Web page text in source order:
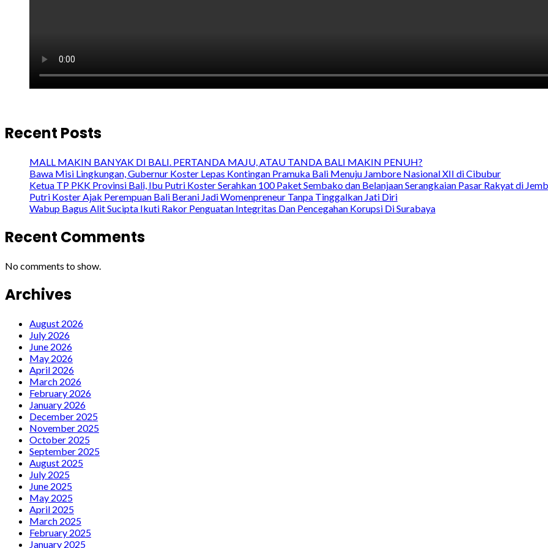
Recent Posts
MALL MAKIN BANYAK DI BALI. PERTANDA MAJU, ATAU TANDA BALI MAKIN PENUH?
Bawa Misi Lingkungan, Gubernur Koster Lepas Kontingan Pramuka Bali Menuju Jambore Nasional XII di Cibubur
Ketua TP PKK Provinsi Bali, Ibu Putri Koster Serahkan 100 Paket Sembako dan Belanjaan Serangkaian Pasar Rakyat di
Putri Koster Ajak Perempuan Bali Berani Jadi Womenpreneur Tanpa Tinggalkan Jati Diri
Wabup Bagus Alit Sucipta Ikuti Rakor Penguatan Integritas Dan Pencegahan Korupsi Di Surabaya
Recent Comments
No comments to show.
Archives
August 2026
July 2026
June 2026
May 2026
April 2026
March 2026
February 2026
January 2026
December 2025
November 2025
October 2025
September 2025
August 2025
July 2025
June 2025
May 2025
April 2025
March 2025
February 2025
January 2025